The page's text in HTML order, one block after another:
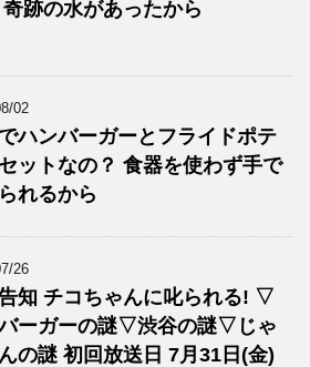
跡の水があったから
02
ハンバーガーとフライドポテ
セットなの？ 食器を使わず手で
れるから
26
知 チコちゃんに叱られる! ▽
ーガーの謎▽渋谷の謎▽じゃ
の謎 初回放送日 7月31日(金)